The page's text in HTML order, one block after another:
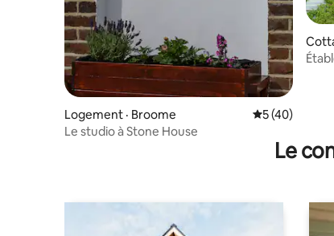
Logement · Broome Note
5 (40)
Le studio à Stone House
Le